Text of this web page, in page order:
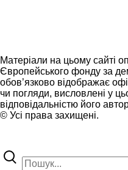
Матеріали на цьому сайті
Європейського фонду за
обов’язково відображає
чи погляди, висловлені у
відповідальністю його
© Усі права захищені.